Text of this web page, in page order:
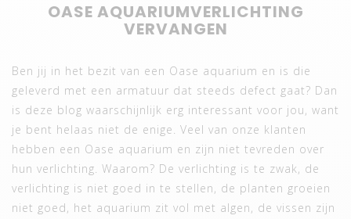
OASE AQUARIUMVERLICHTING
VERVANGEN
Ben jij in het bezit van een Oase aquarium en is die
geleverd met een armatuur dat steeds defect gaat? Dan
is deze blog waarschijnlijk erg interessant voor jou, want
je bent helaas niet de enige. Veel van onze klanten
hebben een Oase aquarium en zijn niet tevreden over
hun verlichting. Waarom? De verlichting is te zwak, de
verlichting is niet goed in te stellen, de planten groeien
niet goed, het aquarium zit vol met algen, de vissen zijn